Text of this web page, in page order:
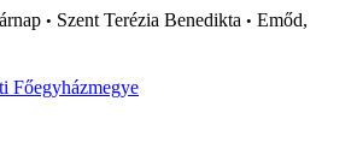
• Szent Terézia Benedikta • Emőd,